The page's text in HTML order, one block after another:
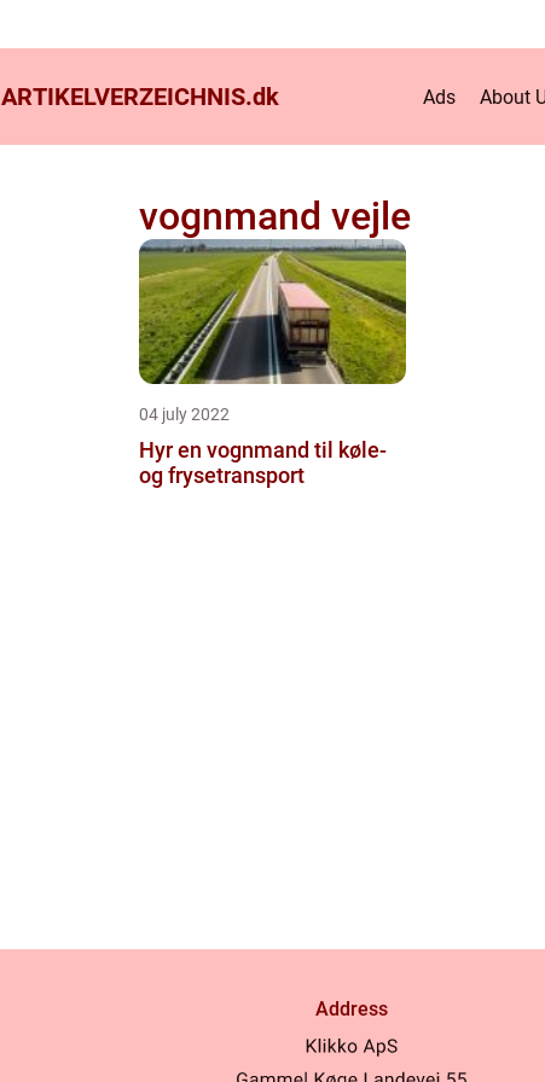
ARTIKELVERZEICHNIS.dk Ads About
vognmand vejle
04 july 2022
Hyr en vognmand til køle-
og frysetransport
Address